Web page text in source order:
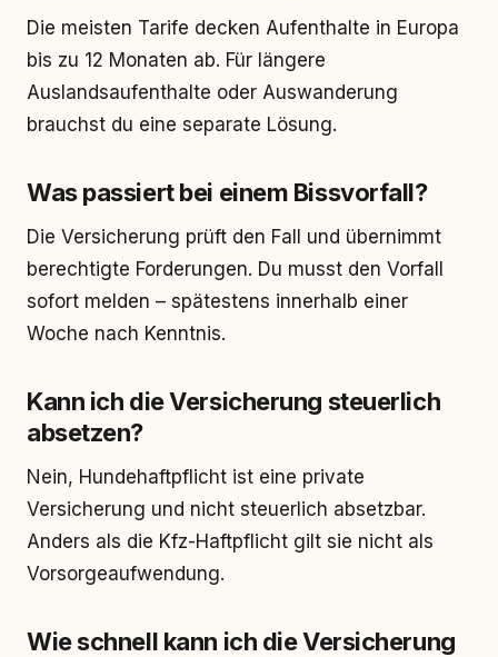
Die meisten Tarife decken Aufenthalte in Europa
bis zu 12 Monaten ab. Für längere
Auslandsaufenthalte oder Auswanderung
brauchst du eine separate Lösung.
Was passiert bei einem Bissvorfall?
Die Versicherung prüft den Fall und übernimmt
berechtigte Forderungen. Du musst den Vorfall
sofort melden – spätestens innerhalb einer
Woche nach Kenntnis.
Kann ich die Versicherung steuerlich
absetzen?
Nein, Hundehaftpflicht ist eine private
Versicherung und nicht steuerlich absetzbar.
Anders als die Kfz-Haftpflicht gilt sie nicht als
Vorsorgeaufwendung.
Wie schnell kann ich die Versicherung